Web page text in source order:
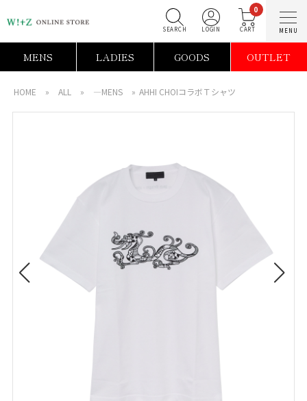
0
MENS LADIES GOODS OUTLET
HOME » ALL » ―MENS » AHHI CHOIコラボＴシャツ